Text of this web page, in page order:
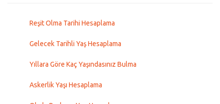
Reşit Olma Tarihi Hesaplama
Gelecek Tarihli Yaş Hesaplama
Yıllara Göre Kaç Yaşındasınız Bulma
Askerlik Yaşı Hesaplama